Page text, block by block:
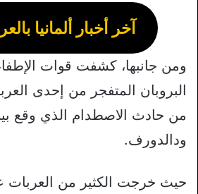
آخر أخبار ألمانيا
ومن جانبها، كشفت قوات
البروبان المتفجر من إحدى
من حادث الاصطدام الذي وقع
ودالدورف.
حيث خرجت الكثير من العربات